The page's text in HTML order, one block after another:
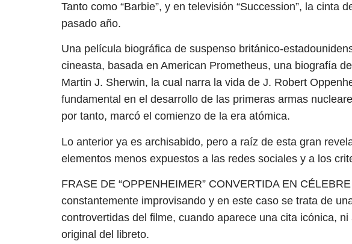
Tanto como “Barbie”, y en televisión “Succession”, la cinta
pasado año.
Una película biográfica de suspenso británico-
cineasta, basada en American Prometheus, una biografía
Martin J. Sherwin, la cual narra la vida de J. Robert
fundamental en el desarrollo de las primeras armas
por tanto, marcó el comienzo de la era atómica.
Lo anterior ya es archisabido, pero a raíz de esta gran
elementos menos expuestos a las redes sociales y a los
FRASE DE “OPPENHEIMER” CONVERTIDA EN
constantemente improvisando y en este caso se trata de
controvertidas del filme, cuando aparece una cita icónica,
original del libreto.